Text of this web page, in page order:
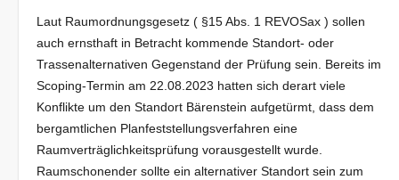
Laut Raumordnungsgesetz ( §15 Abs. 1 REVOSax ) sollen
auch ernsthaft in Betracht kommende Standort- oder
Trassenalternativen Gegenstand der Prüfung sein. Bereits im
Scoping-Termin am 22.08.2023 hatten sich derart viele
Konflikte um den Standort Bärenstein aufgetürmt, dass dem
bergamtlichen Planfeststellungsverfahren eine
Raumverträglichkeitsprüfung vorausgestellt wurde.
Raumschonender sollte ein alternativer Standort sein zum